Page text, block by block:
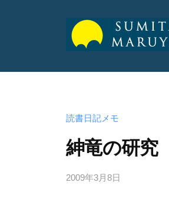
純
孝
公
純
式
読書日記メモ
紳竜の研
2009年3月8日
純
式
イ